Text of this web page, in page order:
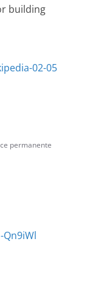
building
02-05
permanente